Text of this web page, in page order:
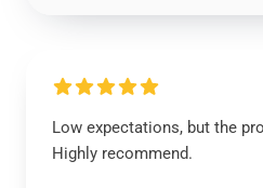
Low expectations, but the
Highly recommend.